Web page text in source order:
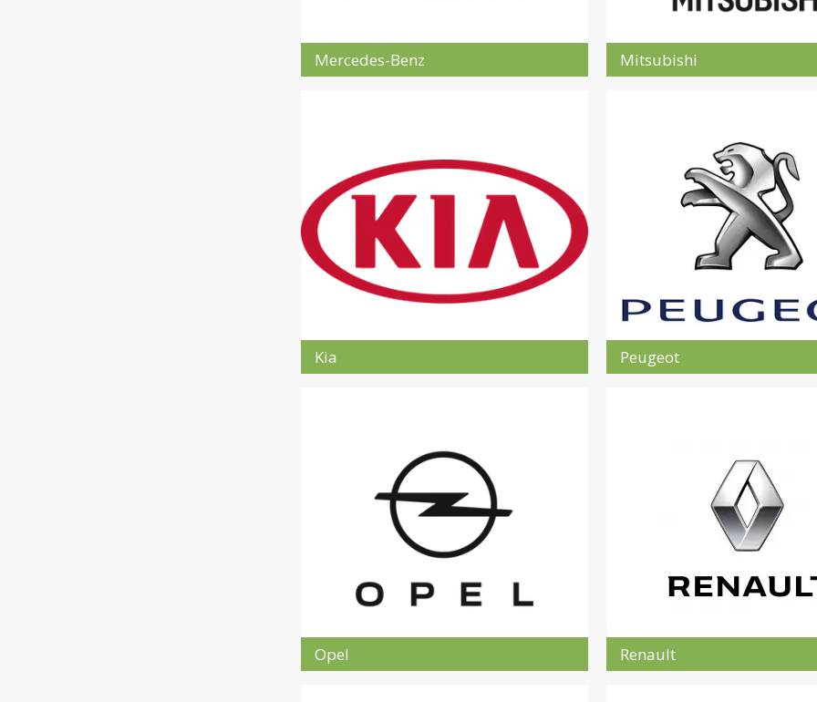
Mercedes-Benz Mitsubishi
Kia Peugeot
Opel Renault